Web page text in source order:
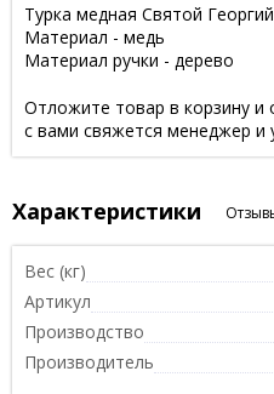
Турка медная Святой
Материал - медь
Материал ручки - дерево
Отложите товар в корзину и
с вами свяжется менеджер и
Характеристики
Вес (кг)
Артикул
Производство
Производитель